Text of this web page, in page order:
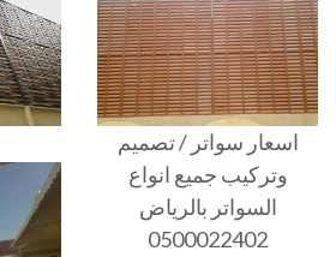
اسعار سواتر / تصميم
وتركيب جميع انواع
السواتر بالرياض
0500022402